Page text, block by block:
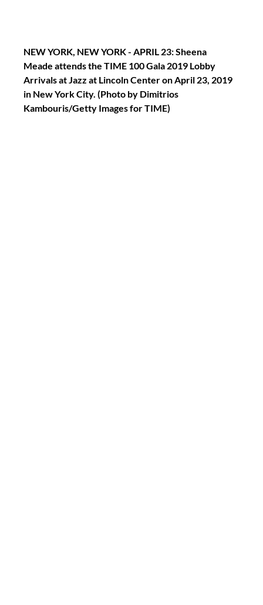
NEW YORK, NEW YORK - APRIL 23: Sheena
Meade attends the TIME 100 Gala 2019 Lobby
Arrivals at Jazz at Lincoln Center on April 23, 2019
in New York City. (Photo by Dimitrios
Kambouris/Getty Images for TIME)